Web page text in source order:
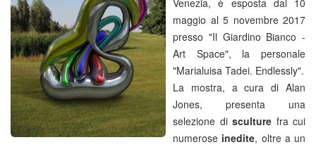
Venezia, è esposta dal 10
maggio al 5 novembre 2017
presso "Il Giardino Bianco -
Art Space", la personale
"Marialuisa Tadei. Endlessly".
La mostra, a cura di Alan
Jones, presenta una
selezione di sculture fra cui
numerose inedite, oltre a un